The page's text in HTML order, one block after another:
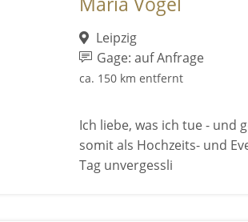
Leipzig
Gage: auf Anfrage
ca. 150 km entfernt
Ich liebe, was ich tue - und
somit als Hochzeits- und
Tag unvergessli